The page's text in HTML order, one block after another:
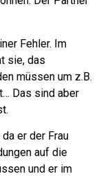
Fehler. Im
sie, das
müssen um z.B.
Das sind aber
er der Frau
auf die
und er im